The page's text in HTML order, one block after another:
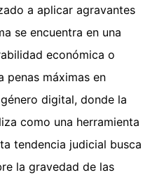
a aplicar agravantes
se encuentra en una
económica o
penas máximas en
digital, donde la
como una herramienta
tendencia judicial busca
la gravedad de las